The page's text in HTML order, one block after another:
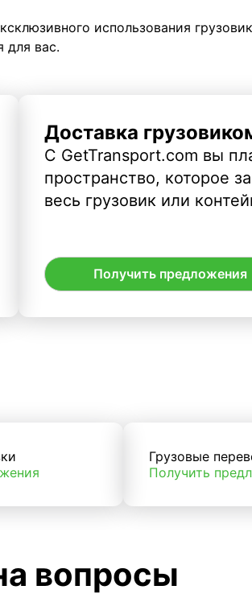
использования
для вас.
Доставка
С GetTransport.com вы
пространство, которое
весь грузовик или
Получить предложения
Грузовые
Получить
вопросы